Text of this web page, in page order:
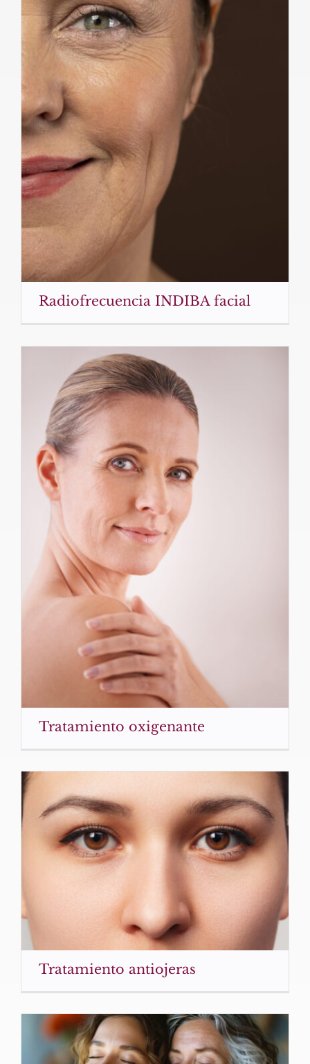
Radiofrecuencia INDIBA facial
Tratamiento oxigenante
Tratamiento antiojeras